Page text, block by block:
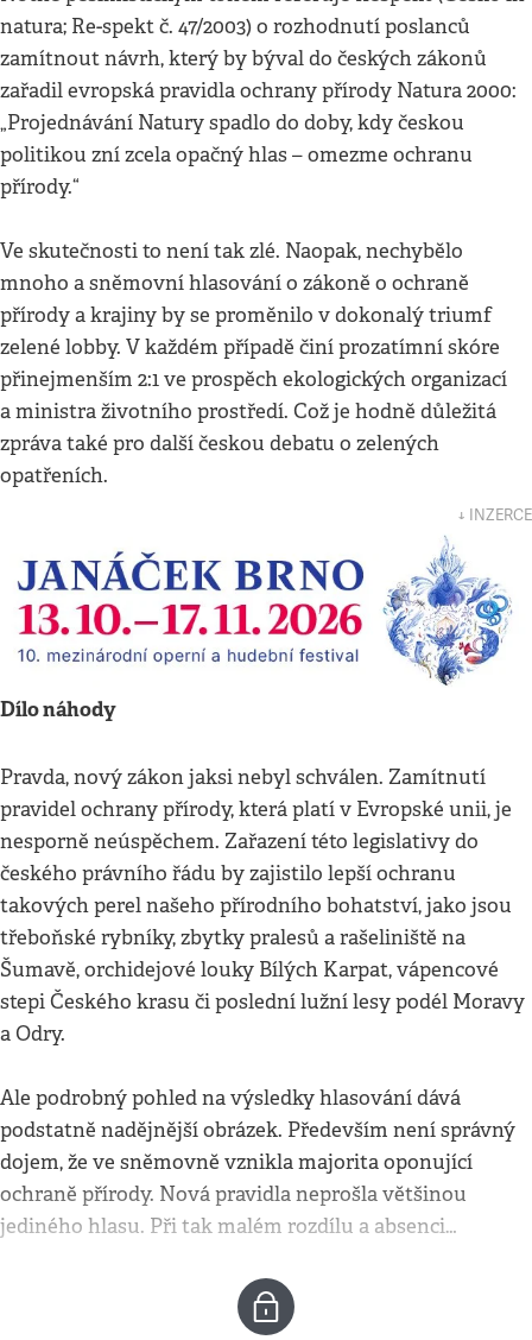
natura; Re-spekt č. 47/2003) o rozhodnutí poslanců
zamítnout návrh, který by býval do českých zákonů
zařadil evropská pravidla ochrany přírody Natura 2000:
„Projednávání Natury spadlo do doby, kdy českou
politikou zní zcela opačný hlas – omezme ochranu
přírody.“
Ve skutečnosti to není tak zlé. Naopak, nechybělo
mnoho a sněmovní hlasování o zákoně o ochraně
přírody a krajiny by se proměnilo v dokonalý triumf
zelené lobby. V každém případě činí prozatímní skóre
přinejmenším 2:1 ve prospěch ekologických organizací
a ministra životního prostředí. Což je hodně důležitá
zpráva také pro další českou debatu o zelených
opatřeních.
↓ INZERCE
Dílo náhody
Pravda, nový zákon jaksi nebyl schválen. Zamítnutí
pravidel ochrany přírody, která platí v Evropské unii, je
nesporně neúspěchem. Zařazení této legislativy do
českého právního řádu by zajistilo lepší ochranu
takových perel našeho přírodního bohatství, jako jsou
třeboňské rybníky, zbytky pralesů a rašeliniště na
Šumavě, orchidejové louky Bílých Karpat, vápencové
stepi Českého krasu či poslední lužní lesy podél Moravy
a Odry.
Ale podrobný pohled na výsledky hlasování dává
podstatně nadějnější obrázek. Především není správný
dojem, že ve sněmovně vznikla majorita oponující
ochraně přírody. Nová pravidla neprošla většinou
jediného hlasu. Při tak malém rozdílu a absenci…